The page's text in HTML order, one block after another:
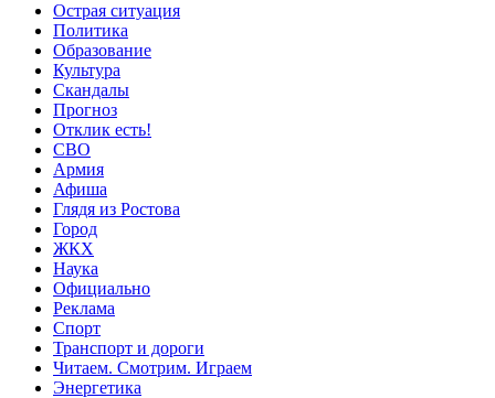
Острая ситуация
Политика
Образование
Культура
Скандалы
Прогноз
Отклик есть!
СВО
Армия
Афиша
Глядя из Ростова
Город
ЖКХ
Наука
Официально
Реклама
Спорт
Транспорт и дороги
Читаем. Смотрим. Играем
Энергетика